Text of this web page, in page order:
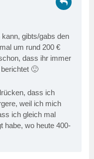
gibts/gabs den
um rund 200 €
dass ihr immer
🙂
dass ich
weil ich mich
ich gleich mal
habe, wo heute 400-